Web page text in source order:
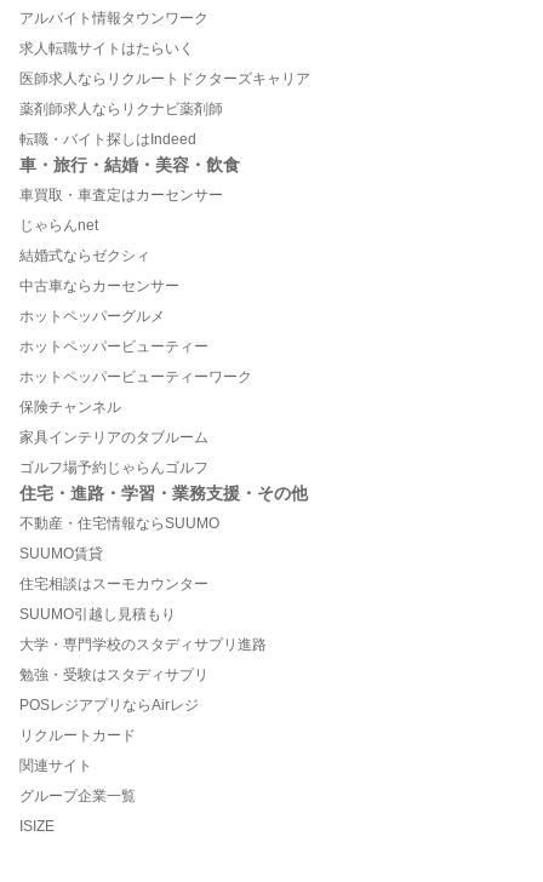
アルバイト情報タウンワーク
求人転職サイトはたらいく
医師求人ならリクルートドクターズキャリア
薬剤師求人ならリクナビ薬剤師
転職・バイト探しはIndeed
車・旅行・結婚・美容・飲食
車買取・車査定はカーセンサー
じゃらんnet
結婚式ならゼクシィ
中古車ならカーセンサー
ホットペッパーグルメ
ホットペッパービューティー
ホットペッパービューティーワーク
保険チャンネル
家具インテリアのタブルーム
ゴルフ場予約じゃらんゴルフ
住宅・進路・学習・業務支援・その他
不動産・住宅情報ならSUUMO
SUUMO賃貸
住宅相談はスーモカウンター
SUUMO引越し見積もり
大学・専門学校のスタディサプリ進路
勉強・受験はスタディサプリ
POSレジアプリならAirレジ
リクルートカード
関連サイト
グループ企業一覧
ISIZE